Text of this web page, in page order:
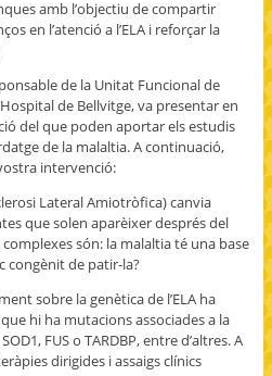
amb l’objectiu de compartir
en l’atenció a l’ELA i reforçar la
de la Unitat Funcional de
de Bellvitge, va presentar en
del que poden aportar els estudis
de la malaltia. A continuació,
intervenció:
Lateral Amiotròfica) canvia
que solen aparèixer després del
són: la malaltia té una base
congènit de patir-la?
sobre la genètica de l’ELA ha
hi ha mutacions associades a la
FUS o TARDBP, entre d’altres. A
dirigides i assaigs clínics